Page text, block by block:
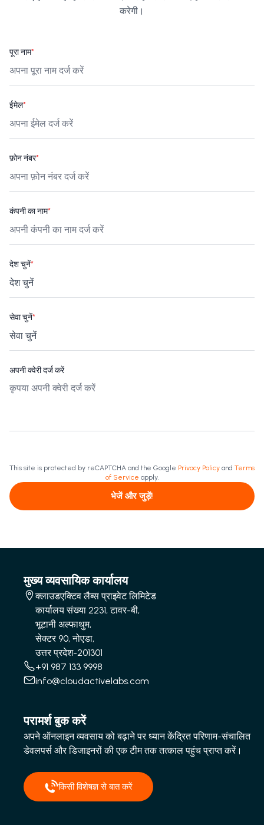
करेगी।
पूरा नाम*
ईमेल*
फ़ोन नंबर*
कंपनी का नाम*
देश चुनें*
सेवा चुनें*
अपनी क्वेरी दर्ज करें
This site is protected by reCAPTCHA and the Google Privacy Policy and Terms
of Service apply.
भेजें और जुड़ें!
मुख्य व्यवसायिक कार्यालय
क्लाउडएक्टिव लैब्स प्राइवेट लिमिटेड
कार्यालय संख्या 2231, टावर-बी,
भूटानी अल्फाथुम,
सेक्टर 90, नोएडा,
उत्तर प्रदेश-201301
+91 987 133 9998
info@cloudactivelabs.com
परामर्श बुक करें
अपने ऑनलाइन व्यवसाय को बढ़ाने पर ध्यान केंद्रित परिणाम-संचालित
डेवलपर्स और डिजाइनरों की एक टीम तक तत्काल पहुंच प्राप्त करें।
किसी विशेषज्ञ से बात करें